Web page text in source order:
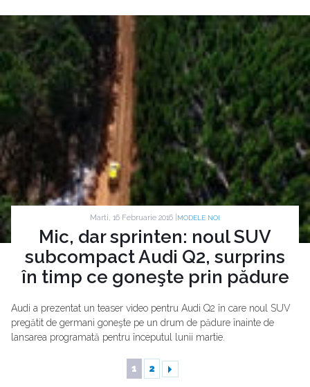
Marti, 16 Februarie 2016 | MODELE NOI
Mic, dar sprinten: noul SUV
subcompact Audi Q2, surprins
în timp ce goneşte prin pădure
Audi a prezentat un teaser video pentru Audi Q2 în care noul SUV
pregătit de germani goneşte pe un drum de pădure înainte de
lansarea programată pentru începutul lunii martie.
1 2